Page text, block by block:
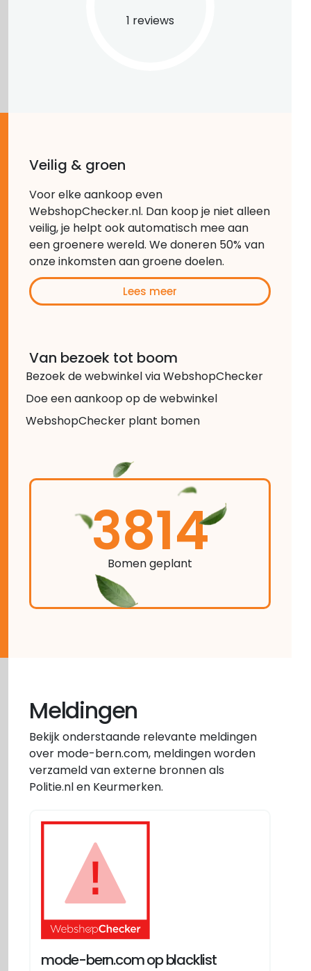
1 reviews
Veilig & groen
Voor elke aankoop even
WebshopChecker.nl. Dan koop je niet alleen
veilig, je helpt ook automatisch mee aan
een groenere wereld. We doneren 50% van
onze inkomsten aan groene doelen.
Lees meer
Van bezoek tot boom
Bezoek de webwinkel via WebshopChecker
Doe een aankoop op de webwinkel
WebshopChecker plant bomen
3814
Bomen geplant
Meldingen
Bekijk onderstaande relevante meldingen
over mode-bern.com, meldingen worden
verzameld van externe bronnen als
Politie.nl en Keurmerken.
mode-bern.com op blacklist